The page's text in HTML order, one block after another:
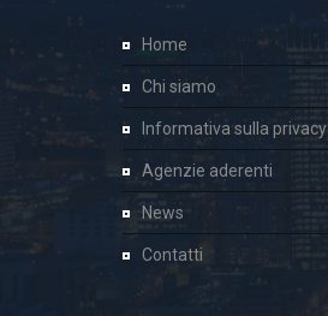
Home
Chi siamo
Informativa sulla privacy
Agenzie aderenti
News
Contatti